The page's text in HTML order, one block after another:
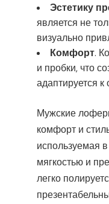
Эстетику
является не
визуально
Комфорт.
и пробки, что
адаптируется
Мужские
комфорт и
используемая
мягкостью и
легко